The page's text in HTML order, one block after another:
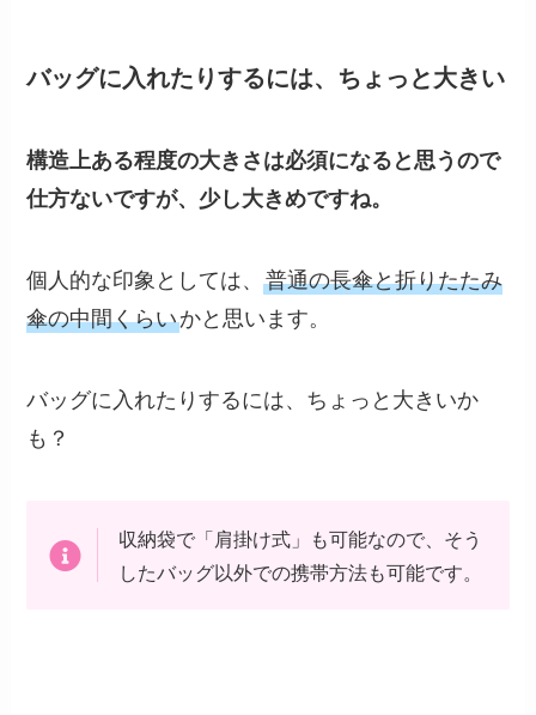
バッグに入れたりするには、ちょっと大きい
構造上ある程度の大きさは必須になると思うので
仕方ないですが、少し大きめですね。
個人的な印象としては、普通の長傘と折りたたみ
傘の中間くらいかと思います。
バッグに入れたりするには、ちょっと大きいか
も？
収納袋で「肩掛け式」も可能なので、そう
したバッグ以外での携帯方法も可能です。